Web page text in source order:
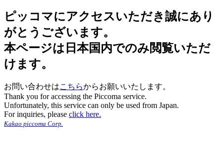
ピッコマにアクセスいただき誠にあり
がとうございます。
本ページは日本国内でのみ閲覧いただ
けます。
お問い合わせはこちらからお願いいたします。
Thank you for accessing the Piccoma service.
Unfortunately, this service can only be used from Japan.
For inquiries, please click here.
Kakao piccoma Corp.